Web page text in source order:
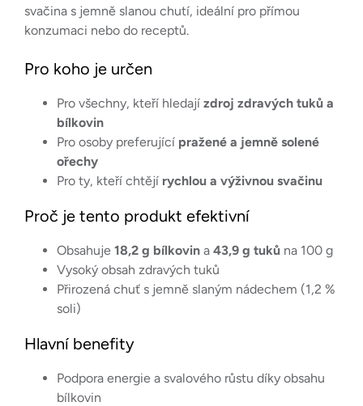
svačina s jemně slanou chutí, ideální pro přímou
konzumaci nebo do receptů.
Pro koho je určen
Pro všechny, kteří hledají zdroj zdravých tuků a
bílkovin
Pro osoby preferující pražené a jemně solené
ořechy
Pro ty, kteří chtějí rychlou a výživnou svačinu
Proč je tento produkt efektivní
Obsahuje 18,2 g bílkovin a 43,9 g tuků na 100 g
Vysoký obsah zdravých tuků
Přirozená chuť s jemně slaným nádechem (1,2 %
soli)
Hlavní benefity
Podpora energie a svalového růstu díky obsahu
bílkovin